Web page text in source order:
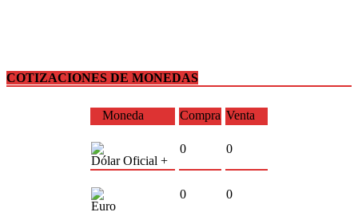
COTIZACIONES DE MONEDAS
Moneda Compra Venta
Dólar Oficial +
0 0
Euro
0 0